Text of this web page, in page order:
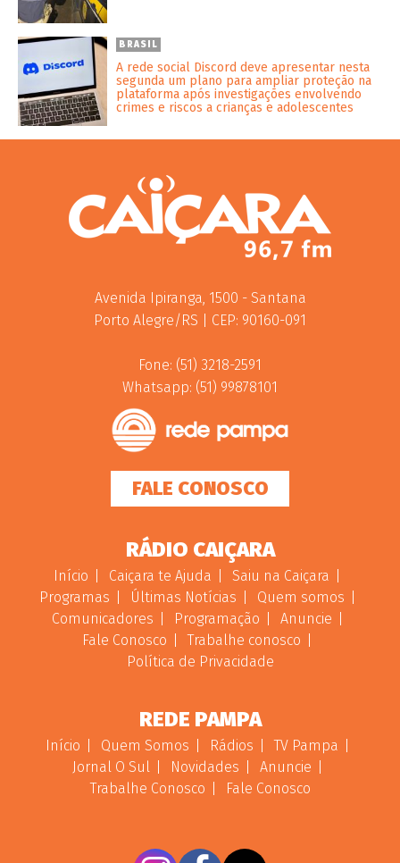
BRASIL
A rede social Discord deve apresentar nesta
segunda um plano para ampliar proteção na
plataforma após investigações envolvendo
crimes e riscos a crianças e adolescentes
Avenida Ipiranga, 1500 - Santana
Porto Alegre/RS | CEP: 90160-091
Fone: (51) 3218-2591
Whatsapp: (51) 99878101
FALE CONOSCO
RÁDIO CAIÇARA
Início Caiçara te Ajuda
Saiu na Caiçara
Programas
Últimas Notícias
Quem somos
Comunicadores
Programação
Anuncie
Fale Conosco
Trabalhe conosco
Política de Privacidade
REDE PAMPA
Início Quem Somos Rádios
TV Pampa
Jornal O Sul
Novidades
Anuncie
Trabalhe Conosco
Fale Conosco